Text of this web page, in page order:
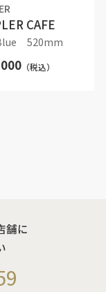
CAFE
520mm
（税込）
舗に